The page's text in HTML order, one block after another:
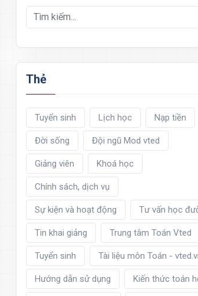
Thẻ
Tuyển sinh Lịch học Nạp tiền
Đời sống Đội ngũ Mod vted
Giảng viên Khoá học
Chính sách, dịch vụ
Sự kiện và hoạt động Tư vấn học
Tin khai giảng Trung tâm Toán Vted
Tuyển sinh Tài liệu môn Toán -
Hướng dẫn sử dụng Kiến thức toán